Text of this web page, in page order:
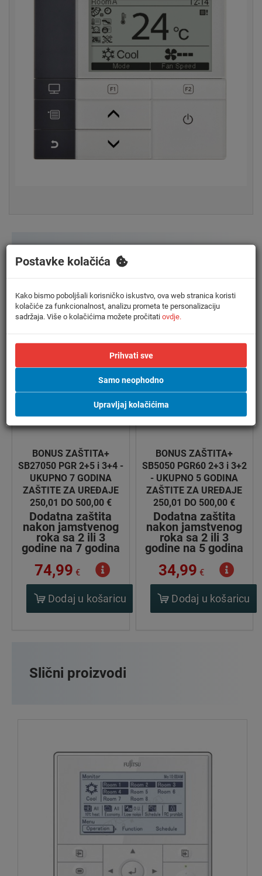
Kupite uz proizvod
BONUS ZAŠTITA+
SB27050 PGR 2+5 i 3+4 -
UKUPNO 7 GODINA
ZAŠTITE ZA UREĐAJE
250,01 DO 500,00 €
Dodatna zaštita
nakon jamstvenog
roka sa 2 ili 3
godine na 7 godina
74,99 €
Dodaj u košaricu
BONUS ZAŠTITA+
SB5050 PGR60 2+3 i 3+2
- UKUPNO 5 GODINA
ZAŠTITE ZA UREĐAJE
250,01 DO 500,00 €
Dodatna zaštita
nakon jamstvenog
roka sa 2 ili 3
godine na 5 godina
34,99 €
Dodaj u košaricu
Slični proizvodi
Postavke kolačića
Kako bismo poboljšali korisničko iskustvo, ova web stranica koristi
kolačiće za funkcionalnost, analizu prometa te personalizaciju
sadržaja. Više o kolačićima možete pročitati ovdje.
Prihvati sve
Samo neophodno
Upravljaj kolačićima